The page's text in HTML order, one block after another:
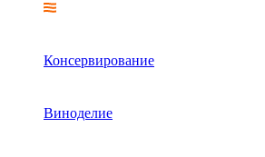
Консервирование
Виноделие